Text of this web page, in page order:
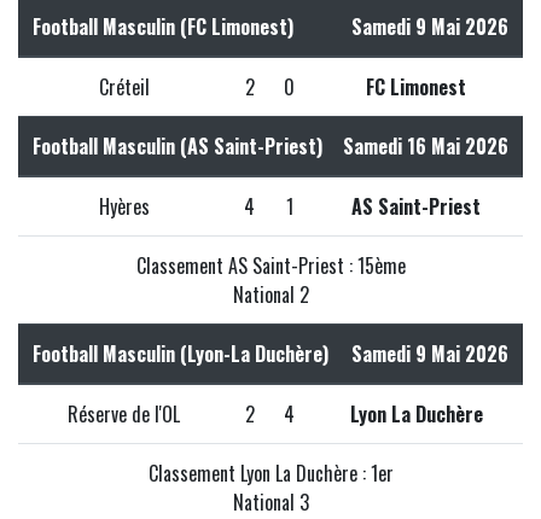
Football Masculin (FC Limonest) Samedi 9 Mai 2026
Créteil 2 0 FC Limonest
Football Masculin (AS Saint-Priest) Samedi 16 Mai 2026
Hyères 4 1 AS Saint-Priest
Classement AS Saint-Priest : 15ème
National 2
Football Masculin (Lyon-La Duchère) Samedi 9 Mai 2026
Réserve de l'OL 2 4 Lyon La Duchère
Classement Lyon La Duchère : 1er
National 3